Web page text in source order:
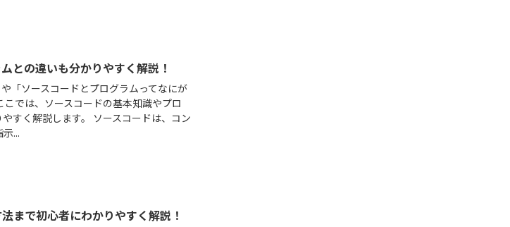
との違いも分かりやすく解説！
「ソースコードとプログラムってなにが
では、ソースコードの基本知識やプロ
すく解説します。 ソースコードは、コン
...
まで初心者にわかりやすく解説！